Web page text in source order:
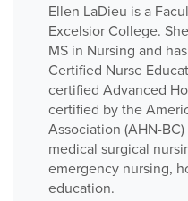
Ellen LaDieu is a
Excelsior College.
MS in Nursing and
Certified Nurse
certified Advanced
certified by the
Association (AHN-
medical surgical
emergency nursing,
education.